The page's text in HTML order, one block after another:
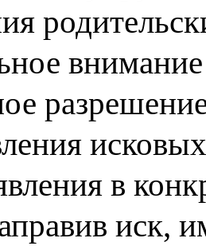
внимание
в
иск,